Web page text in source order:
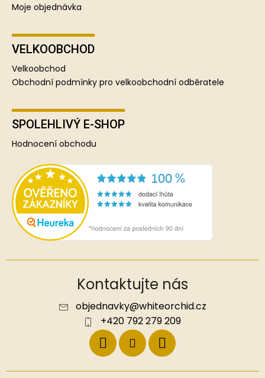
Moje objednávka
VELKOOBCHOD
Velkoobchod
Obchodní podmínky pro velkoobchodní odběratele
SPOLEHLIVÝ E-SHOP
Hodnocení obchodu
Kontaktujte nás
objednavky@whiteorchid.cz
+420 792 279 209